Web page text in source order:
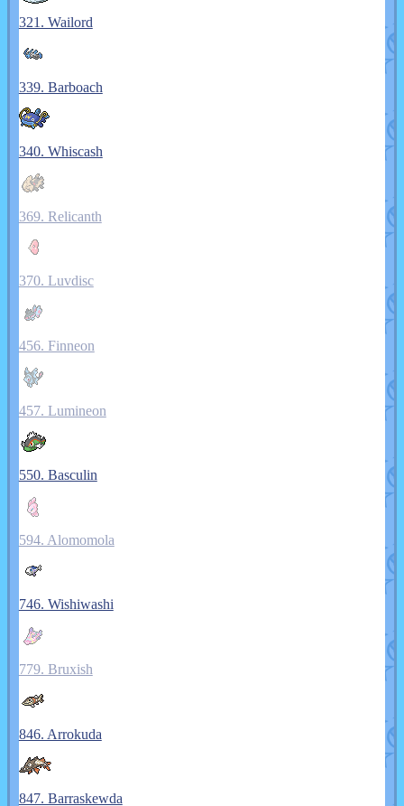
321. Wailord
339. Barboach
340. Whiscash
369. Relicanth
370. Luvdisc
456. Finneon
457. Lumineon
550. Basculin
594. Alomomola
746. Wishiwashi
779. Bruxish
846. Arrokuda
847. Barraskewda